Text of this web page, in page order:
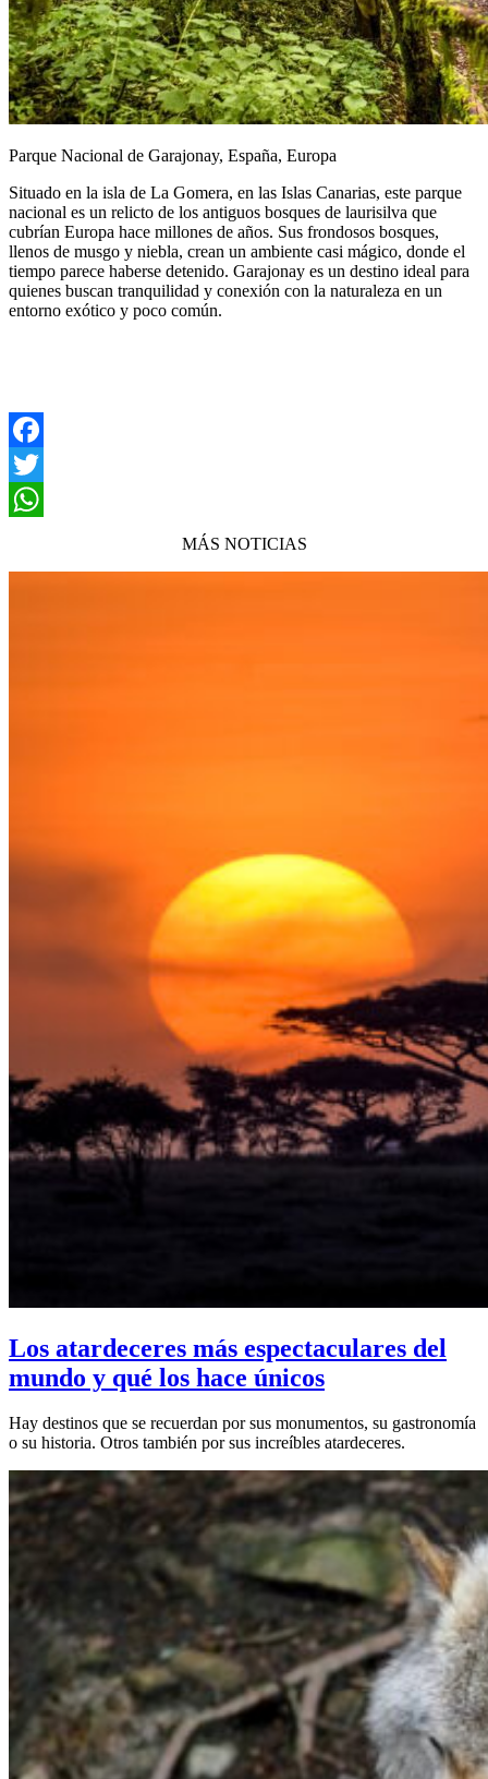
Parque Nacional de Garajonay, España, Europa
Situado en la isla de La Gomera, en las Islas Canarias, este parque
nacional es un relicto de los antiguos bosques de laurisilva que
cubrían Europa hace millones de años. Sus frondosos bosques,
llenos de musgo y niebla, crean un ambiente casi mágico, donde el
tiempo parece haberse detenido. Garajonay es un destino ideal para
quienes buscan tranquilidad y conexión con la naturaleza en un
entorno exótico y poco común.
Facebook
Twitter
MÁS NOTICIAS
Los atardeceres más espectaculares del
mundo y qué los hace únicos
Hay destinos que se recuerdan por sus monumentos, su gastronomía
o su historia. Otros también por sus increíbles atardeceres.